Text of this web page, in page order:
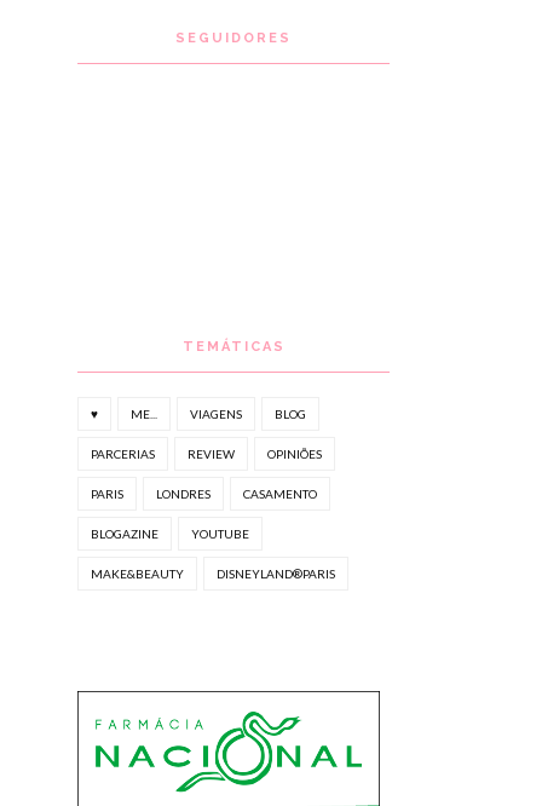
SEGUIDORES
TEMÁTICAS
♥ ME... VIAGENS BLOG
PARCERIAS REVIEW OPINIÕES
PARIS LONDRES CASAMENTO
BLOGAZINE YOUTUBE
MAKE&BEAUTY DISNEYLAND®PARIS